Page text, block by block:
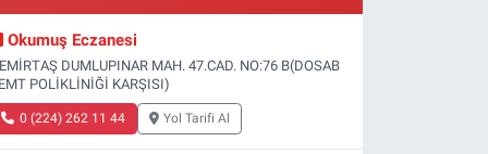
Okumuş Eczanesi
DUMLUPINAR MAH. 47.CAD. NO:76 B(DOSAB
POLİKLİNİĞİ KARŞISI)
0 (224) 262 11 44 Yol Tarifi Al